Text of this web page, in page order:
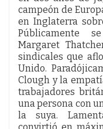
campeón de
en Inglaterra
Públicamente
Margaret
sindicales que
Unido.
Clough y la
trabajadores
una persona con
la suya.